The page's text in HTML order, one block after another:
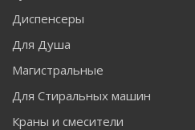
Диспенсеры
Для Душа
Магистральные
Для Стиральных машин
Краны и смесители